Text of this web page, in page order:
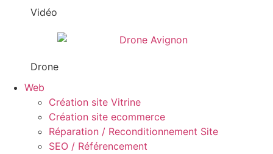
Vidéo
Drone
Web
Création site Vitrine
Création site ecommerce
Réparation / Reconditionnement Site
SEO / Référencement